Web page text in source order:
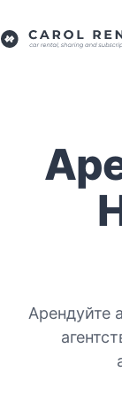
Арендуйте